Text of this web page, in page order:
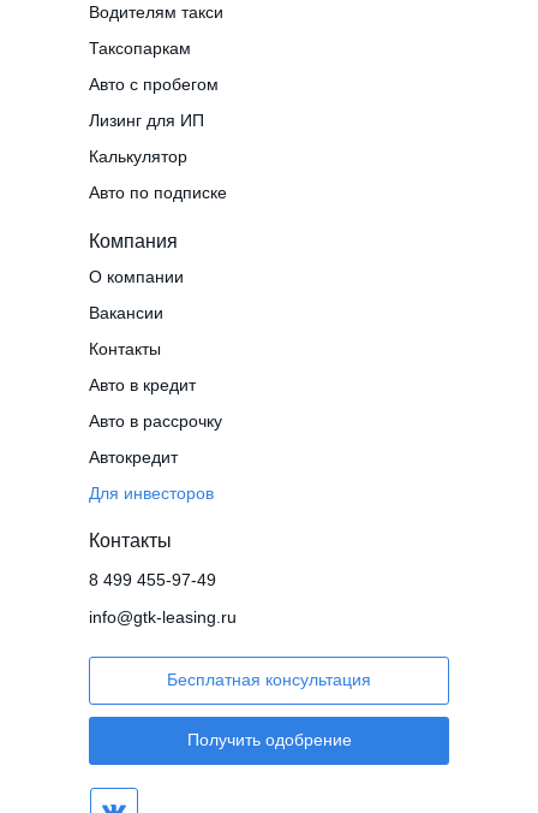
Компания
О компании
Вакансии
Контакты
Для инвесторов
Контакты
8 499 455-97-49
info@gtk-leasing.ru
Бесплатная консультация
Водителям такси
Таксопаркам
Получить одобрение
Авто с пробегом
Авто в кредит
Авто в рассрочку
Автокредит
Лизинг для ИП
Калькулятор
Авто по подписке